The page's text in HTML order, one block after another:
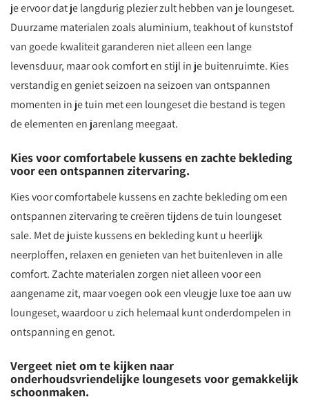
je ervoor dat je langdurig plezier zult hebben van je loungeset.
Duurzame materialen zoals aluminium, teakhout of kunststof
van goede kwaliteit garanderen niet alleen een lange
levensduur, maar ook comfort en stijl in je buitenruimte. Kies
verstandig en geniet seizoen na seizoen van ontspannen
momenten in je tuin met een loungeset die bestand is tegen
de elementen en jarenlang meegaat.
Kies voor comfortabele kussens en zachte bekleding
voor een ontspannen zitervaring.
Kies voor comfortabele kussens en zachte bekleding om een
ontspannen zitervaring te creëren tijdens de tuin loungeset
sale. Met de juiste kussens en bekleding kunt u heerlijk
neerploffen, relaxen en genieten van het buitenleven in alle
comfort. Zachte materialen zorgen niet alleen voor een
aangename zit, maar voegen ook een vleugje luxe toe aan uw
loungeset, waardoor u zich helemaal kunt onderdompelen in
ontspanning en genot.
Vergeet niet om te kijken naar
onderhoudsvriendelijke loungesets voor gemakkelijk
schoonmaken.